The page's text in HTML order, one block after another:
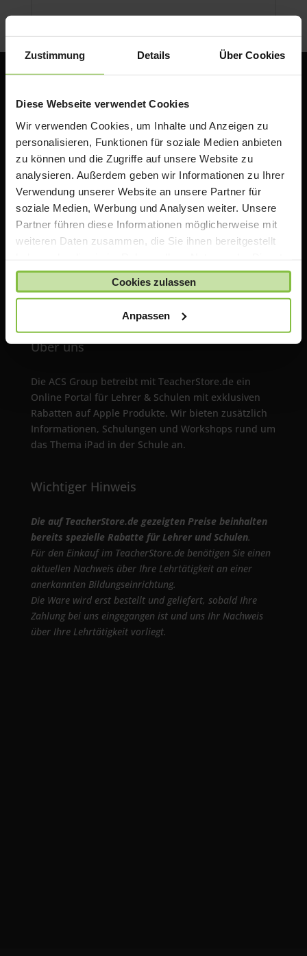
Zustimmung Details Über Cookies
Diese Webseite verwendet Cookies
Wir verwenden Cookies, um Inhalte und Anzeigen zu
personalisieren, Funktionen für soziale Medien anbieten
zu können und die Zugriffe auf unsere Website zu
analysieren. Außerdem geben wir Informationen zu Ihrer
Verwendung unserer Website an unsere Partner für
soziale Medien, Werbung und Analysen weiter. Unsere
Partner führen diese Informationen möglicherweise mit
weiteren Daten zusammen, die Sie ihnen bereitgestellt
gesammelt haben.
Cookies zulassen
Anpassen
ACS Group GmbH
Otto-Hahn-Str. 38a
85521 Ottobrunn / Riemerling
Deutschland
e:teacherstore@acsgroup.de
t: +49 (0)89 1893130-10
Über uns
Die ACS Group betreibt mit TeacherStore.de ein
Online Portal für Lehrer & Schulen mit exklusiven
Rabatten auf Apple Produkte. Wir bieten zusätzlich
Informationen, Schulungen und Workshops rund um
das Thema iPad in der Schule an.
Wichtiger Hinweis
Die auf TeacherStore.de gezeigten Preise beinhalten
bereits spezielle Rabatte für Lehrer und Schulen.
Für den Einkauf im TeacherStore.de benötigen Sie einen
aktuellen Nachweis über Ihre Lehrtätigkeit an einer
anerkannten Bildungseinrichtung.
Die Ware wird erst bestellt und geliefert, sobald Ihre
Zahlung bei uns eingegangen ist und uns Ihr Nachweis
über Ihre Lehrtätigkeit vorliegt.